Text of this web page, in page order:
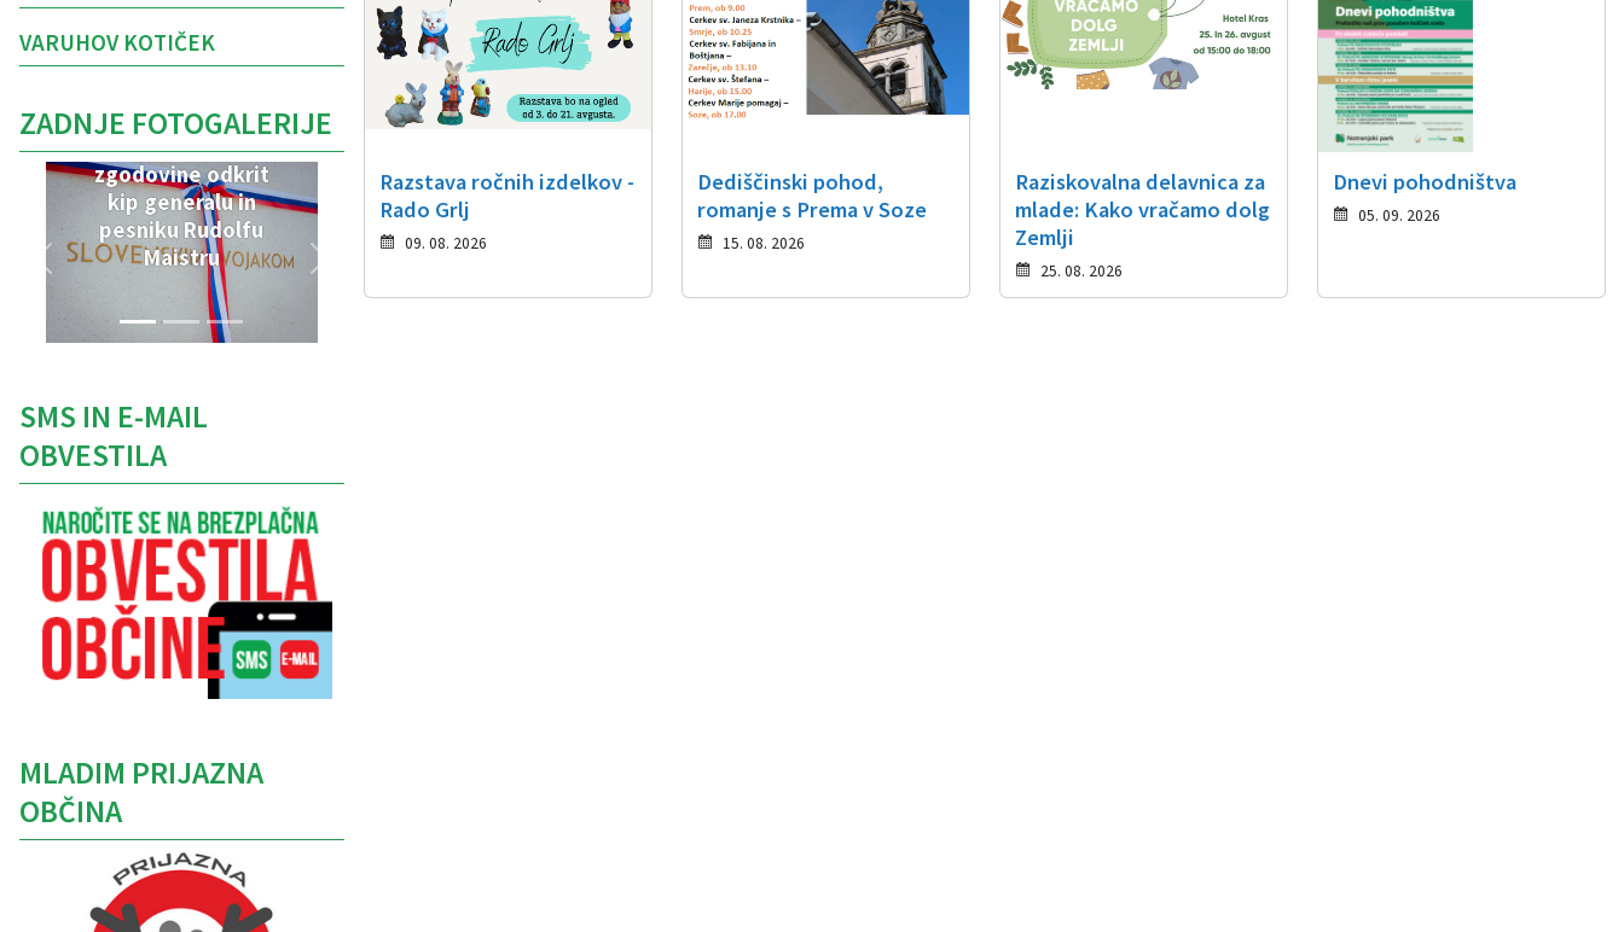
Razstava ročnih izdelkov -
Rado Grlj
09. 08. 2026
Dediščinski pohod,
romanje s Prema v Soze
15. 08. 2026
Raziskovalna delavnica za
mlade: Kako vračamo dolg
Zemlji
25. 08. 2026
Dnevi pohodništva
05. 09. 2026
VARUHOV KOTIČEK
ZADNJE FOTOGALERIJE
V Parku vojaške
zgodovine odkrit
kip generalu in
pesniku Rudolfu
Maistru
SMS IN E-MAIL
OBVESTILA
MLADIM PRIJAZNA
OBČINA